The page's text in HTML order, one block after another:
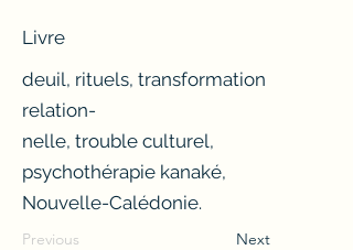
Livre
deuil, rituels, transformation
relation-
nelle, trouble culturel,
psychothérapie kanaké,
Nouvelle-Calédonie.
Previous Next